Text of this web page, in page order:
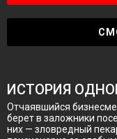
ИСТОРИЯ
Отчаявшийся
берет в заложники
них — зловредный